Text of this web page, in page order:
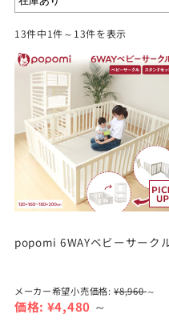
13件中1件～13件を表示
popomi 6WAYベビーサーク
メーカー希望小売価格: ¥8,960 ～
価格: ¥4,480 ～